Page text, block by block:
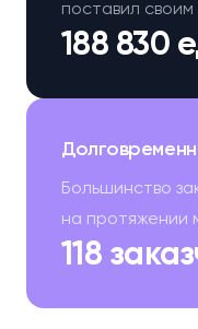
188 830
поставил своим
118
Большинство
на протяжении